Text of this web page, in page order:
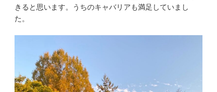
きると思います。うちのキャバリアも満足していまし
た。